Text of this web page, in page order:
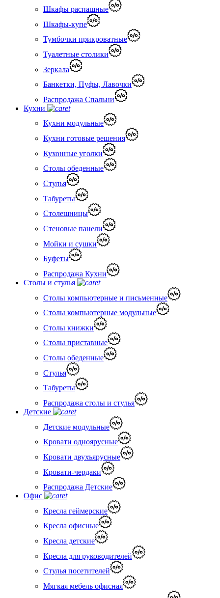
Шкафы распашные
Шкафы-купе
Тумбочки прикроватные
Туалетные столики
Зеркала
Банкетки, Пуфы, Лавочки
Распродажа Спальни
Кухни
Кухни модульные
Кухни готовые решения
Кухонные уголки
Столы обеденные
Стулья
Табуреты
Столешницы
Стеновые панели
Мойки и сушки
Буфеты
Распродажа Кухни
Столы и стулья
Столы компьютерные и письменные
Столы компьютерные модульные
Столы книжки
Столы приставные
Столы обеденные
Стулья
Табуреты
Распродажа столы и стулья
Детские
Детские модульные
Кровати одноярусные
Кровати двухъярусные
Кровати-чердаки
Распродажа Детские
Офис
Кресла геймерские
Кресла офисные
Кресла детские
Кресла для руководителей
Стулья посетителей
Мягкая мебель офисная